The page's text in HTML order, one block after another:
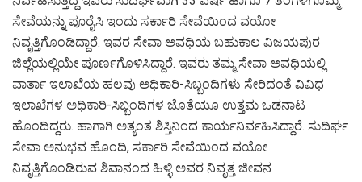
ಸೇವೆಯನ್ನು ಪೂರೈಸಿ ಇಂದು ಸರ್ಕಾರಿ ಸೇವೆಯಿಂದ ವಯೋ
ನಿವೃತ್ತಿಗೊಂಡಿದ್ದಾರೆ. ಇವರ ಸೇವಾ ಅವಧಿಯ ಬಹುಕಾಲ ವಿಜಯಪುರ
ಜಿಲ್ಲೆಯಲ್ಲಿಯೇ ಪೂರ್ಣಗೊಳಿಸಿದ್ದಾರೆ. ಇವರು ತಮ್ಮ ಸೇವಾ ಅವಧಿಯಲ್ಲಿ
ವಾರ್ತಾ ಇಲಾಖೆಯ ಹಲವು ಅಧಿಕಾರಿ-ಸಿಬ್ಬಂದಿಗಳು ಸೇರಿದಂತೆ ವಿವಿಧ
ಇಲಾಖೆಗಳ ಅಧಿಕಾರಿ-ಸಿಬ್ಬಂದಿಗಳ ಜೊತೆಯೂ ಉತ್ತಮ ಒಡನಾಟ
ಹೊಂದಿದ್ದರು. ಹಾಗಾಗಿ ಅತ್ಯಂತ ಶಿಸ್ತಿನಿಂದ ಕಾರ್ಯನಿರ್ವಹಿಸಿದ್ದಾರೆ. ಸುದಿರ್ಘ
ಸೇವಾ ಅನುಭವ ಹೊಂದಿ, ಸರ್ಕಾರಿ ಸೇವೆಯಿಂದ ವಯೋ
ನಿವೃತ್ತಿಗೊಂಡಿರುವ ಶಿವಾನಂದ ಹಿಳ್ಳಿ ಅವರ ನಿವೃತ್ತ ಜೀವನ